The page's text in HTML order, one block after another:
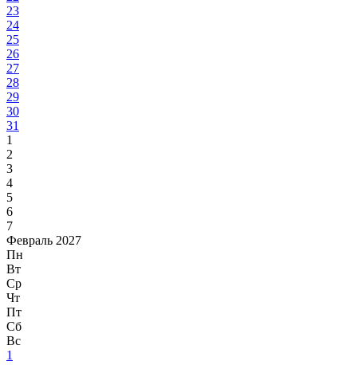
23
24
25
26
27
28
29
30
31
1
2
3
4
5
6
7
Февраль 2027
Пн
Вт
Ср
Чт
Пт
Сб
Вс
1